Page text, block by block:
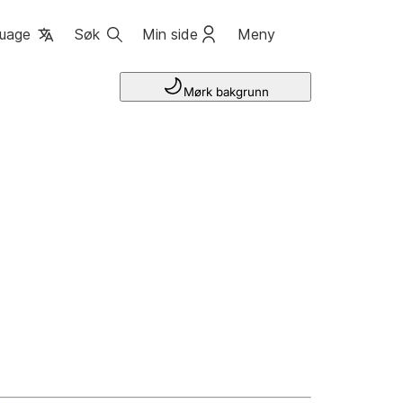
Søk Min side Meny
Mørk bakgrunn